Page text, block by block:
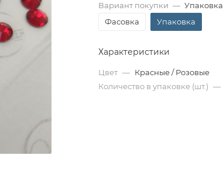
Вариант покупки — Упаковка
Фасовка
Упаковка
Характеристики
Цвет — Красные / Розовые
Количество в упаковке (шт.) —